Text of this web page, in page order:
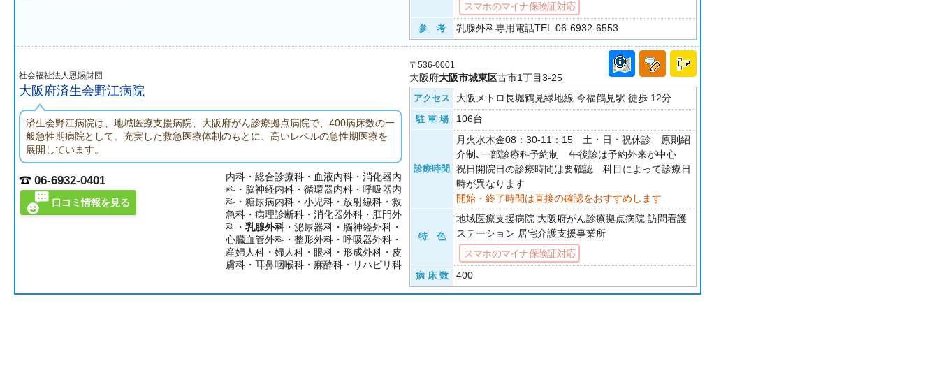
スマホのマイナ保険証対応
参 考 乳腺外科専用電話TEL.06-6932-6553
社会福祉法人恩賜財団
大阪府済生会野江病院
済生会野江病院は、地域医療支援病院、大阪府がん診療拠点病院で、400病床数の一
般急性期病院として、充実した救急医療体制のもとに、高いレベルの急性期医療を
展開しています。
06-6932-0401
口コミ情報を見る
内科・総合診療科・血液内科・消化器内
科・脳神経内科・循環器内科・呼吸器内
科・糖尿病内科・小児科・放射線科・救
急科・病理診断科・消化器外科・肛門外
科・乳腺外科・泌尿器科・脳神経外科・
心臓血管外科・整形外科・呼吸器外科・
産婦人科・婦人科・眼科・形成外科・皮
膚科・耳鼻咽喉科・麻酔科・リハビリ科
〒536-0001
大阪府大阪市城東区古市1丁目3-25
アクセス 大阪メトロ長堀鶴見緑地線 今福鶴見駅 徒歩 12分
駐 車 場 106台
診療時間
月火水木金08：30-11：15 土・日・祝休診 原則紹
介制､一部診療科予約制 午後診は予約外来が中心
祝日開院日の診療時間は要確認 科目によって診療日
時が異なります
開始・終了時間は直接の確認をおすすめします
特 色
地域医療支援病院 大阪府がん診療拠点病院 訪問看護
ステーション 居宅介護支援事業所
スマホのマイナ保険証対応
病 床 数 400